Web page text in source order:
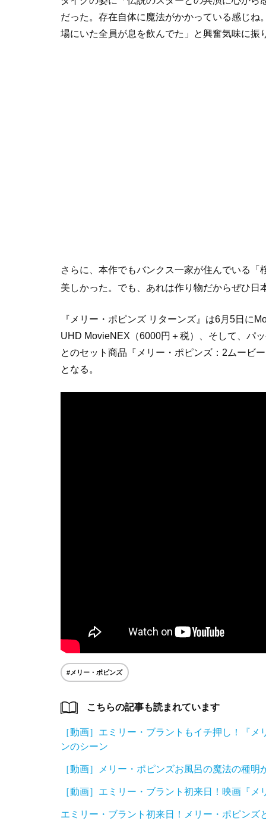
だった。存在自体に魔法がかかっている感じ
場にいた全員が息を飲んでた」と興奮気味に振
さらに、本作でもバンクス一家が住んでいる
美しかった。でも、あれは作り物だからぜひ
『メリー・ポピンズ リターンズ』は6月5日に
UHD MovieNEX（6000円＋税）、そして、パ
とのセット商品『メリー・ポピンズ：2ムービ
となる。
#メリー・ポピンズ
こちらの記事も読まれています
［動画］エミリー・ブラントもイチ押し！『
ンのシーン
［動画］メリー・ポピンズお風呂の魔法の種
［動画］エミリー・ブラント初来日！映画『
エミリー・ブラント初来日！メリー・ポピンズ